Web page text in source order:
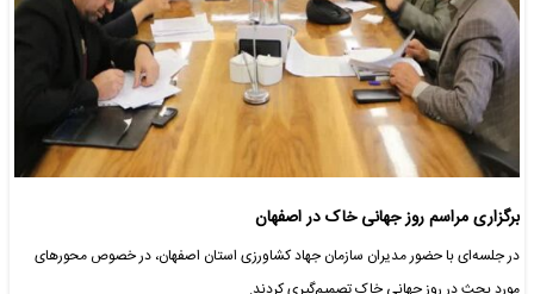
برگزاری مراسم روز جهانی خاک در اصفهان
در جلسه‌ای با حضور مدیران سازمان جهاد کشاورزی استان اصفهان، در خصوص محورهای
مورد بحث در روز جهانی خاک تصمیم‌گیری کردند.